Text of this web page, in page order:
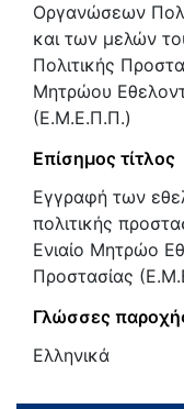
Οργανώσεων
και των μελών
Πολιτικής
Μητρώου
(Ε.Μ.Ε.Π.Π.)
Επίσημος τίτλος
Εγγραφή των
πολιτικής
Ενιαίο Μητρώο
Προστασίας
Γλώσσες
Ελληνικά